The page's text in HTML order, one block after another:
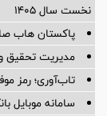
نخست سال ۱۴۰۵
پاکستان هاب
مدیریت تحقیق و
تاب‌آوری؛ رمز
سامانه موبایل